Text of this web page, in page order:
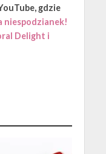
gdzie
niespodzianek!
Delight i